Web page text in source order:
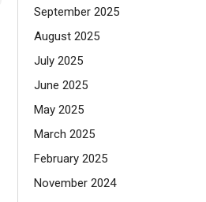
September 2025
August 2025
July 2025
June 2025
May 2025
March 2025
February 2025
November 2024